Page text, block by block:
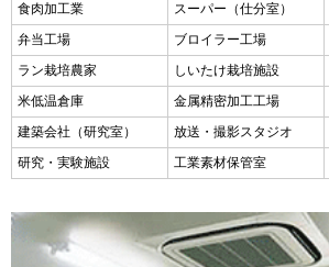
食肉加工業
スーパー（仕分室）
弁当工場
ブロイラー工場
ラン栽培農家
しいたけ栽培施設
米低温倉庫
金属精密加工工場
建築会社（研究室）
放送・撮影スタジオ
研究・実験施設
工業素材保管室